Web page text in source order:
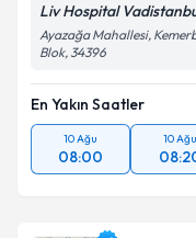
Metni'ni
kapsamda
Liv Hospital
Ayazağa Mahallesi,
Blok, 34396
En Yakın Saatler
10 Ağu
08:00
10 Ağu